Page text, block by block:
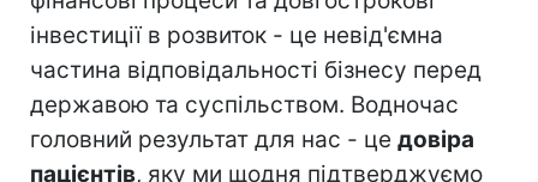
інвестиції в розвиток - це невід'ємна
частина відповідальності бізнесу перед
державою та суспільством. Водночас
головний результат для нас - це довіра
пацієнтів, яку ми щодня підтверджуємо